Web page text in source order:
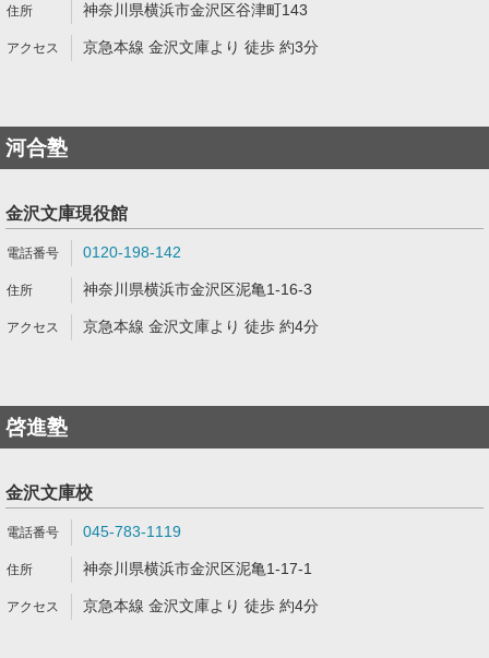
神奈川県横浜市金沢区谷津町143
京急本線 金沢文庫より 徒歩 約3分
河合塾
金沢文庫現役館
0120-198-142
神奈川県横浜市金沢区泥亀1-16-3
京急本線 金沢文庫より 徒歩 約4分
啓進塾
金沢文庫校
045-783-1119
神奈川県横浜市金沢区泥亀1-17-1
京急本線 金沢文庫より 徒歩 約4分